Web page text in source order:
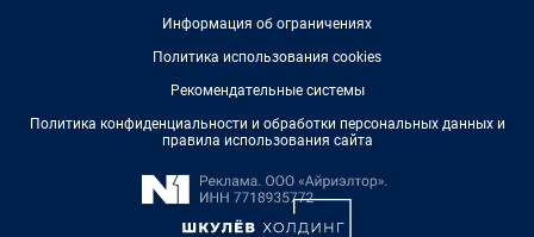
Информация об ограничениях
Политика использования cookies
Рекомендательные системы
Политика конфиденциальности и обработки персональных данных и
правила использования сайта